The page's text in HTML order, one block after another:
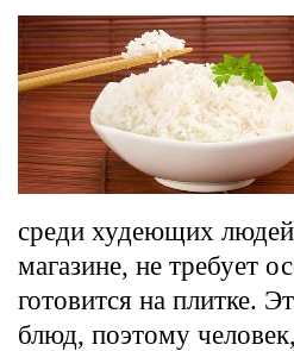
среди худеющих
магазине, не требует
готовится на плитке.
блюд, поэтому